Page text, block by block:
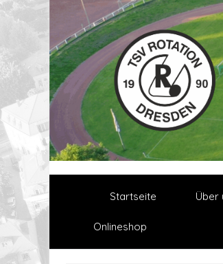
Startseite Über
Onlineshop